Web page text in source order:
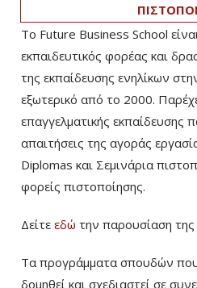
Το Future Business School
εκπαιδευτικός φορέας και
της εκπαίδευσης ενηλίκων
εξωτερικό από το 2000.
επαγγελματικής εκπαίδευσης
απαιτήσεις της αγοράς
Diplomas και Σεμινάρια
φορείς πιστοποίησης.
Δείτε εδώ την παρουσίαση
Τα προγράμματα σπουδών
δομηθεί και σχεδιαστεί σε